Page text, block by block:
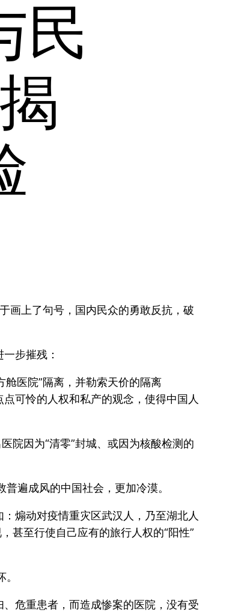
民
画上了句号，国内民众的勇敢反抗，破
步摧残：
舱医院”隔离，并勒索天价的隔离
可怜的人权和私产的观念，使得中国人
院因为“清零”封城、或因为核酸检测的
遍成风的中国社会，更加冷漠。
煽动对疫情重灾区武汉人，乃至湖北人
甚至行使自己应有的旅行人权的“阳性”
危重患者，而造成惨案的医院，没有受